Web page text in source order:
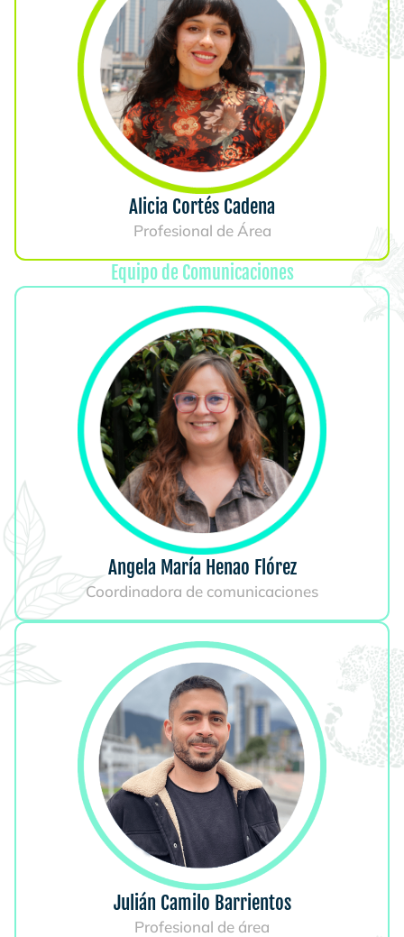
Alicia Cortés Cadena
Profesional de Área
Equipo de Comunicaciones
Angela María Henao Flórez
Coordinadora de comunicaciones
Julián Camilo Barrientos
Profesional de área